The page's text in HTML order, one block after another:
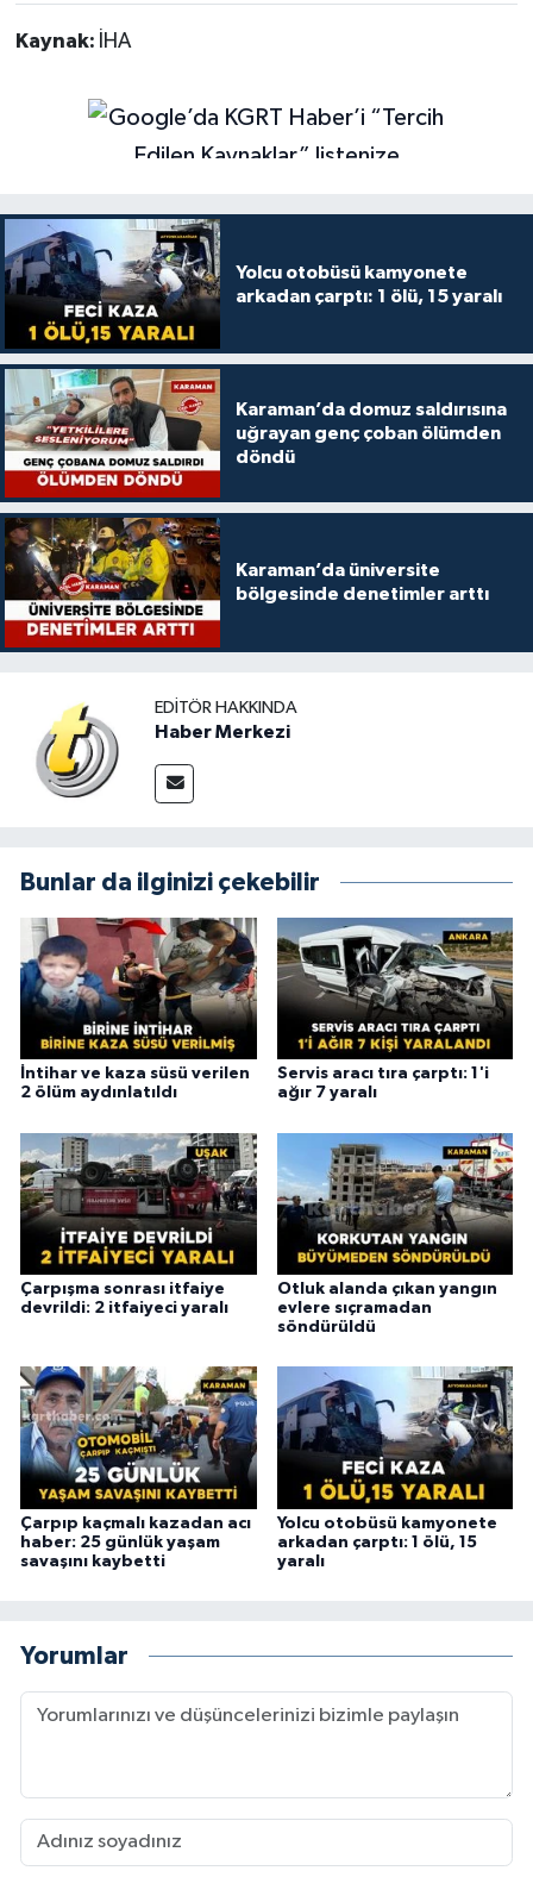
Kaynak: İHA
Yolcu otobüsü kamyonete
arkadan çarptı: 1 ölü, 15 yaralı
Karaman’da domuz saldırısına
uğrayan genç çoban ölümden
döndü
Karaman’da üniversite
bölgesinde denetimler arttı
EDITÖR HAKKINDA
Haber Merkezi
Bunlar da ilginizi çekebilir
İntihar ve kaza süsü verilen
2 ölüm aydınlatıldı
Servis aracı tıra çarptı: 1'i
ağır 7 yaralı
Çarpışma sonrası itfaiye
devrildi: 2 itfaiyeci yaralı
Otluk alanda çıkan yangın
evlere sıçramadan
söndürüldü
Çarpıp kaçmalı kazadan acı
haber: 25 günlük yaşam
savaşını kaybetti
Yolcu otobüsü kamyonete
arkadan çarptı: 1 ölü, 15
yaralı
Yorumlar